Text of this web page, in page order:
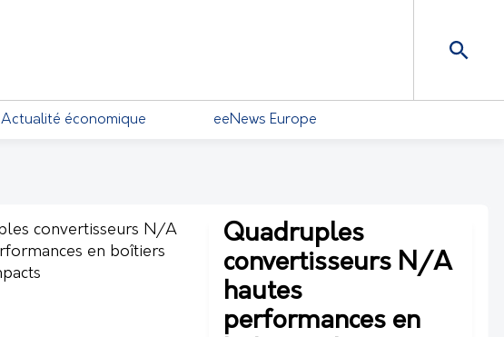
Actualité économique eeNews Europe
Quadruples
convertisseurs N/A
hautes
performances en